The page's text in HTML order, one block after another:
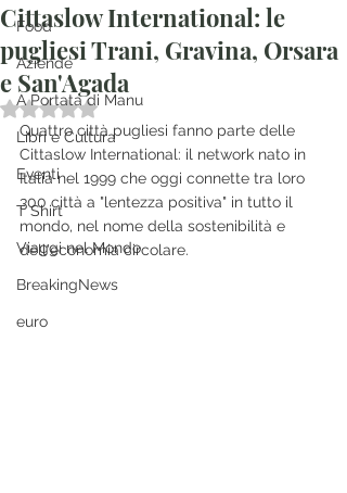
Food
Aziende
A Portata di Manu
Libri e Cultura
Eventi
T Shirt
Viaggi nel Mondo
BreakingNews
euro
Cittaslow International: le
pugliesi Trani, Gravina, Orsara
e San'Agada
Valutazione NaN stelle su 5.
Quattro città pugliesi fanno parte delle
Cittaslow International: il network nato in
Italia nel 1999 che oggi connette tra loro
300 città a "lentezza positiva" in tutto il
mondo, nel nome della sostenibilità e
dell'economia circolare.